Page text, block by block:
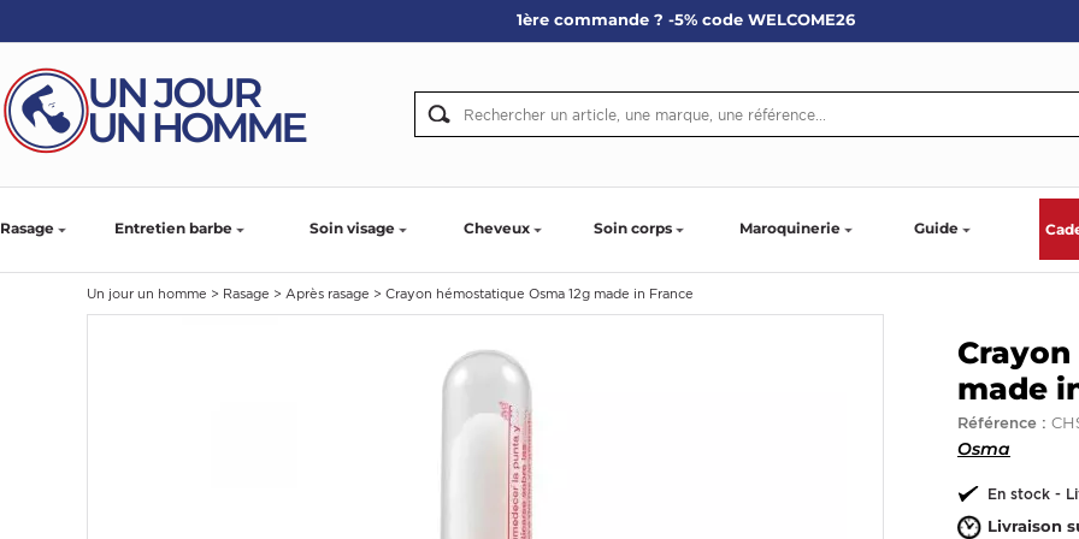
1ère commande ? -5% code WELCOME26
Rasage Entretien barbe Soin visage Cheveux Soin corps Maroquinerie Guide
Un jour un homme > Rasage > Après rasage > Crayon hémostatique Osma 12g made in France
made
Référence :
Osma
En stock -
Livraison